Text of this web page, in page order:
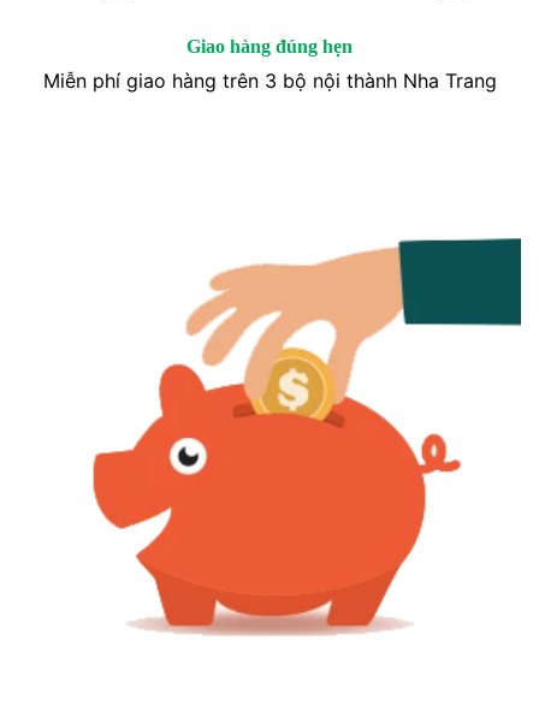
Giao hàng đúng hẹn
Miễn phí giao hàng trên 3 bộ nội thành Nha Trang